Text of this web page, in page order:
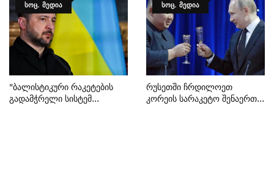
ᲡᲝᲪ. ᲛᲔᲓᲘᲐ
"ბალისტიკური Რაკეტების
Გადამჭრელი Სისტემ...
ᲡᲝᲪ. ᲛᲔᲓᲘᲐ
Რუსეთში Ჩრდილოეთ
Კორეის Სარაკეტო Შენაერთ...